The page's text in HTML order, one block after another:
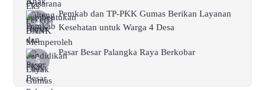
Pemkab dan TP-PKK Gumas Berikan Layanan
Kesehatan untuk Warga 4 Desa
Pasar Besar Palangka Raya Berkobar